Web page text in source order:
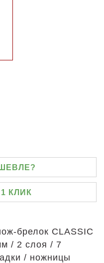
КЛИК
брелок CLASSIC
/ 2 слоя / 7
/ ножницы